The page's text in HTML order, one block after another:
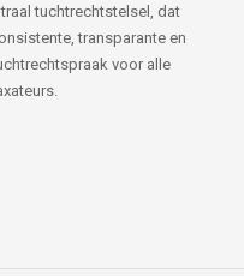
tuchtrechtstelsel, dat
transparante en
voor alle